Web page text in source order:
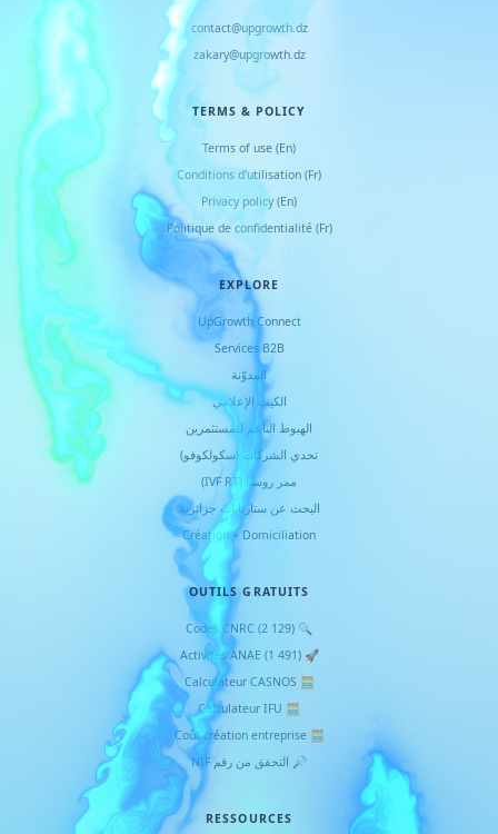
contact@upgrowth.dz
zakary@upgrowth.dz
TERMS & POLICY
Terms of use (En)
Conditions d'utilisation (Fr)
Privacy policy (En)
Politique de confidentialité (Fr)
EXPLORE
UpGrowth Connect
Services B2B
المدوّنة
الكيت الإعلامي
الهبوط الناعم للمستثمرين
تحدي الشركات (سكولكوفو)
ممر روسيا (IVF RT)
البحث عن ستارتابات جزائرية
Création + Domiciliation
OUTILS GRATUITS
🔍 Codes CNRC (2 129)
🚀 Activités ANAE (1 491)
🧮 Calculateur CASNOS
🧮 Calculateur IFU
🧮 Coût création entreprise
🔎 التحقق من رقم NIF
RESSOURCES